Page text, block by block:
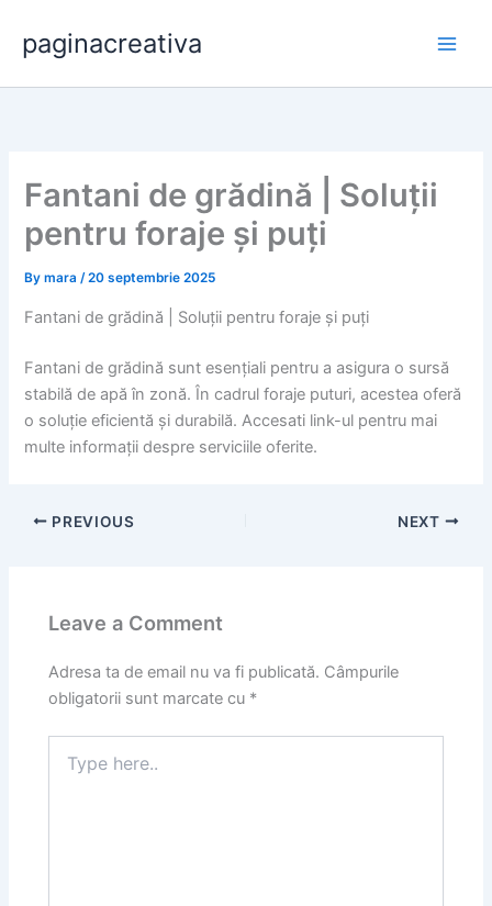
content
paginacreativa
Fantani de grădină | Soluții
pentru foraje și puți
Bymara/20 septembrie 2025
Fantani de grădină | Soluții pentru foraje și puți
Fantani de grădină sunt esențiali pentru a asigura o sursă
stabilă de apă în zonă. În cadrul foraje puturi, acestea oferă
o soluție eficientă și durabilă. Accesati link-ul pentru mai
multe informații despre serviciile oferite.
PREVIOUS NEXT
Leave a Comment
Adresa ta de email nu va fi publicată. Câmpurile
obligatorii sunt marcate cu *
here..